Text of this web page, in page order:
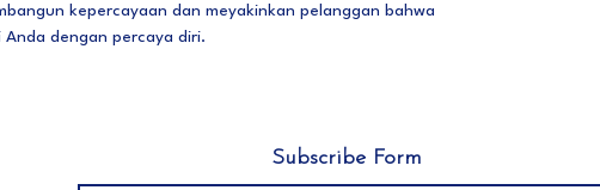
kepercayaan dan meyakinkan pelanggan bahwa
dengan percaya diri.
Subscribe Form